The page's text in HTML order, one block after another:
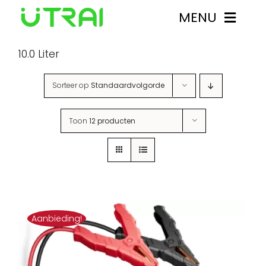
naar
MENU
Over UTRAI
Winkelwagen
0
10.0 Liter
Sorteer op Standaardvolgorde
Toon 12 producten
Aanbieding!